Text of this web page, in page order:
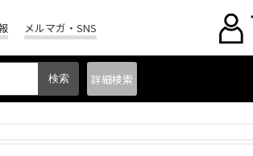
メルマガ・SNS
詳細検索